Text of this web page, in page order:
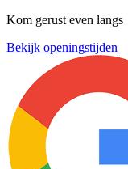
Kom gerust even langs
Bekijk openingstijden